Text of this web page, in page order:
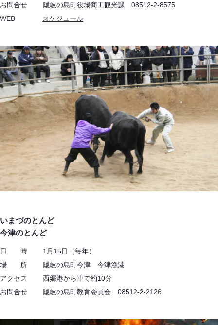
お問合せ 隠岐の島町役場商工観光課 08512-2-8575
WEB
スケジュール
いまづのとんど
今津のとんど
日 時 1月15日（毎年）
場 所 隠岐の島町今津 今津漁港
アクセス 西郷港から車で約10分
お問合せ 隠岐の島町教育委員会 08512-2-2126